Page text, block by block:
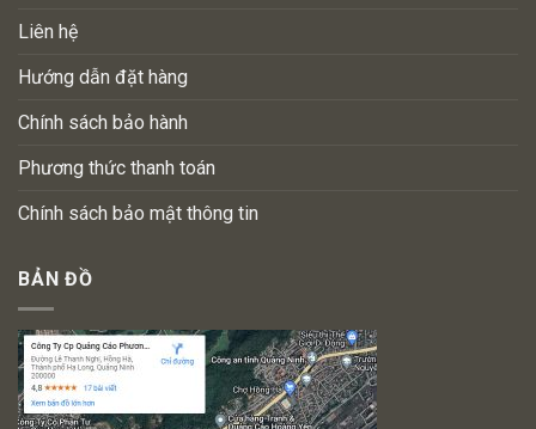
Liên hệ
Hướng dẫn đặt hàng
Chính sách bảo hành
Phương thức thanh toán
Chính sách bảo mật thông tin
BẢN ĐỒ